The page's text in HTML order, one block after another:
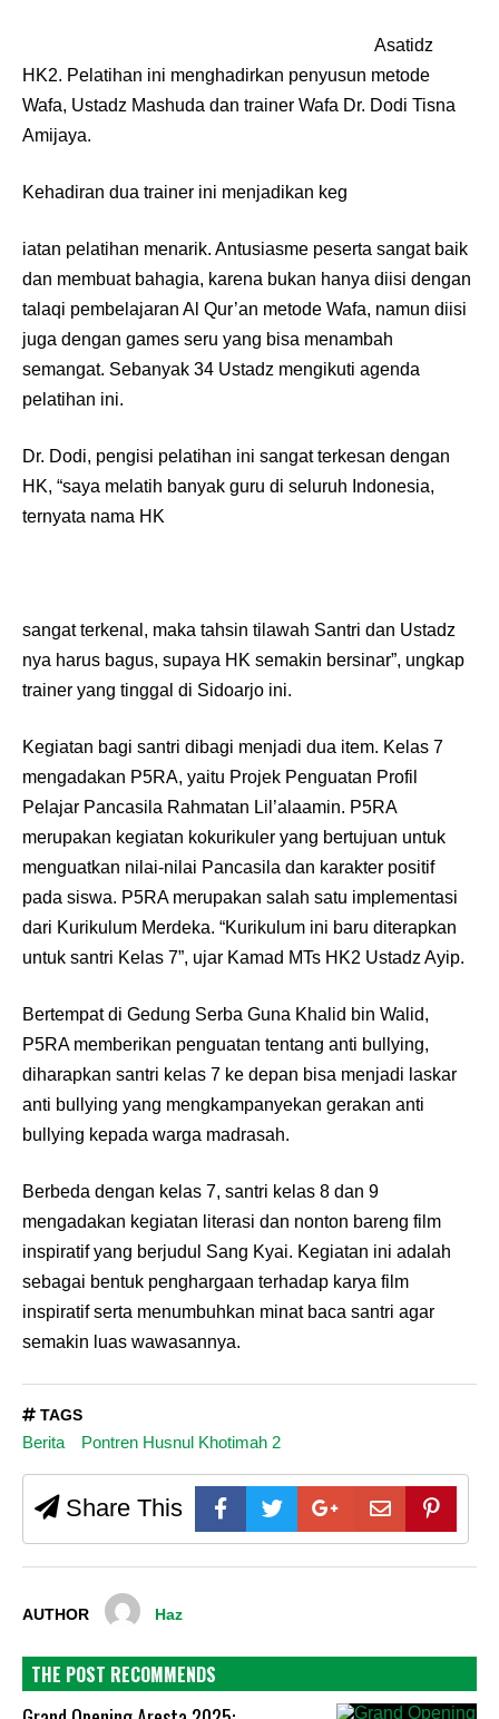
Asatidz
HK2. Pelatihan ini menghadirkan penyusun metode
Wafa, Ustadz Mashuda dan trainer Wafa Dr. Dodi Tisna
Amijaya.
Kehadiran dua trainer ini menjadikan keg
iatan pelatihan menarik. Antusiasme peserta sangat baik
dan membuat bahagia, karena bukan hanya diisi dengan
talaqi pembelajaran Al Qur’an metode Wafa, namun diisi
juga dengan games seru yang bisa menambah
semangat. Sebanyak 34 Ustadz mengikuti agenda
pelatihan ini.
Dr. Dodi, pengisi pelatihan ini sangat terkesan dengan
HK, “saya melatih banyak guru di seluruh Indonesia,
ternyata nama HK
sangat terkenal, maka tahsin tilawah Santri dan Ustadz
nya harus bagus, supaya HK semakin bersinar”, ungkap
trainer yang tinggal di Sidoarjo ini.
Kegiatan bagi santri dibagi menjadi dua item. Kelas 7
mengadakan P5RA, yaitu Projek Penguatan Profil
Pelajar Pancasila Rahmatan Lil’alaamin. P5RA
merupakan kegiatan kokurikuler yang bertujuan untuk
menguatkan nilai-nilai Pancasila dan karakter positif
pada siswa. P5RA merupakan salah satu implementasi
dari Kurikulum Merdeka. “Kurikulum ini baru diterapkan
untuk santri Kelas 7”, ujar Kamad MTs HK2 Ustadz Ayip.
Bertempat di Gedung Serba Guna Khalid bin Walid,
P5RA memberikan penguatan tentang anti bullying,
diharapkan santri kelas 7 ke depan bisa menjadi laskar
anti bullying yang mengkampanyekan gerakan anti
bullying kepada warga madrasah.
Berbeda dengan kelas 7, santri kelas 8 dan 9
mengadakan kegiatan literasi dan nonton bareng film
inspiratif yang berjudul Sang Kyai. Kegiatan ini adalah
sebagai bentuk penghargaan terhadap karya film
inspiratif serta menumbuhkan minat baca santri agar
semakin luas wawasannya.
TAGS
Berita Pontren Husnul Khotimah 2
Share This
AUTHOR Haz
THE POST RECOMMENDS